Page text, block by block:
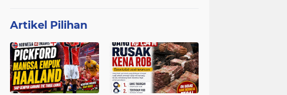
Artikel Pilihan